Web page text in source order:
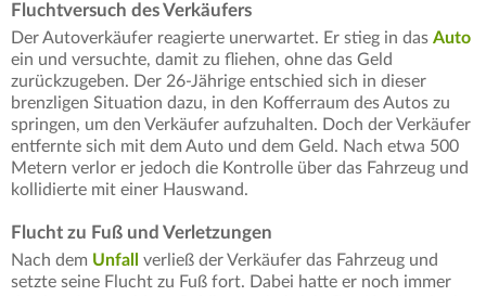
Fluchtversuch des Verkäufers
Der Autoverkäufer reagierte unerwartet. Er stieg in das Auto
ein und versuchte, damit zu fliehen, ohne das Geld
zurückzugeben. Der 26-Jährige entschied sich in dieser
brenzligen Situation dazu, in den Kofferraum des Autos zu
springen, um den Verkäufer aufzuhalten. Doch der Verkäufer
entfernte sich mit dem Auto und dem Geld. Nach etwa 500
Metern verlor er jedoch die Kontrolle über das Fahrzeug und
kollidierte mit einer Hauswand.
Flucht zu Fuß und Verletzungen
Nach dem Unfall
verließ der Verkäufer das Fahrzeug und
setzte seine Flucht zu Fuß fort. Dabei hatte er noch immer